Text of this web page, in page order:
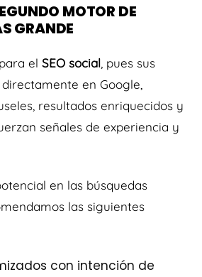
MOTOR DE
GRANDE
el SEO social , pues sus
en Google,
resultados enriquecidos y
señales de experiencia y
en las búsquedas
las siguientes
con intención de